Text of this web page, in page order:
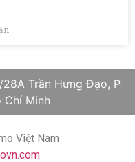
Trần Hưng Đạo, P
Chí Minh
Việt Nam